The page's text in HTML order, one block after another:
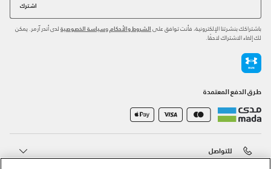
اشترك
باشتراكك بنشرتنا الإلكترونية، فأنت توافق على الشروط والأحكام وسياسة الخصوصية لدى أندر آرمر. يمكن
لك إلغاء الاشتراك لاحقًا.
طرق الدفع المعتمدة
للتواصل